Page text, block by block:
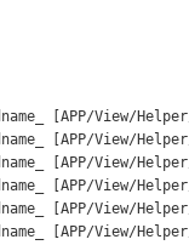
[APP/View/
[APP/View/
[APP/View/
[APP/View/
[APP/View/
[APP/View/